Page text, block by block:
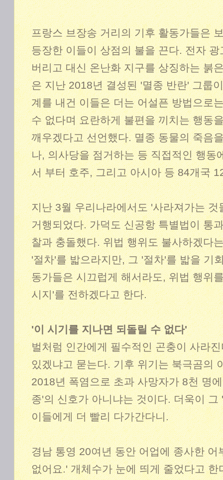
프랑스 브장송 거리의 기후 활동가들은
등장한 이들이 상점의 불을 끈다. 전자
버리고 대신 온난화 지구를 상징하는 붉
은 지난 2018년 결성된 '멸종 반란' 그룹
계를 내건 이들은 더는 어설픈 방법으로
수 없다며 요란하게 불편을 끼치는 행동
깨우겠다고 선언했다. 멸종 동물의 죽음
나, 의사당을 점거하는 등 직접적인 행동
서 부터 호주, 그리고 아시아 등 84개국
지난 3월 우리나라에서도 '사라져가는
거행되었다. 가덕도 신공항 특별법이 통
찰과 충돌했다. 위법 행위도 불사하겠다
'절차'를 밟으라지만, 그 '절차'를 밟을 기
동가들은 시끄럽게 해서라도, 위법 행위
시지'를 전하겠다고 한다.
'이 시기를 지나면 되돌릴 수 없다'
벌처럼 인간에게 필수적인 곤충이 사라
있겠냐고 묻는다. 기후 위기는 북극곰의
2018년 폭염으로 초과 사망자가 8천 명
종'의 신호가 아니냐는 것이다. 더욱이
이들에게 더 빨리 다가간다니.
경남 통영 20여년 동안 어업에 종사한
없어요.' 개체수가 눈에 띄게 줄었다고